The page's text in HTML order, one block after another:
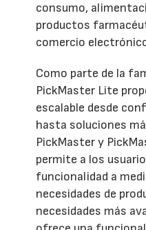
consumo,
productos
comercio
Como parte de la
PickMaster Lite
escalable desde
hasta soluciones
PickMaster y
permite a los
funcionalidad a
necesidades de
necesidades más